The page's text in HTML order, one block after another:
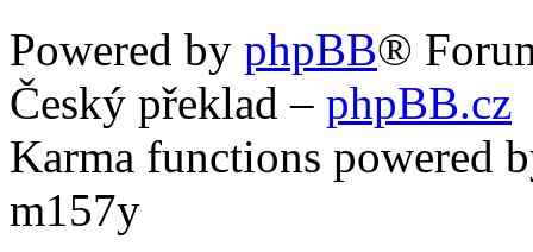
Powered by phpBB®
Český překlad – phpBB.cz
Karma functions powered
m157y